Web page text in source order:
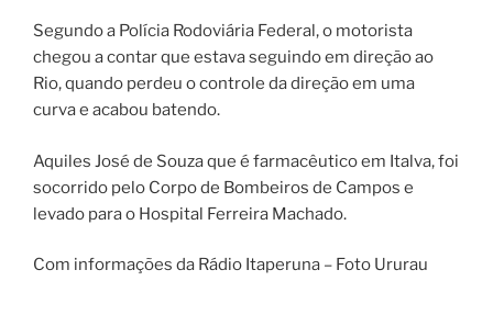
Segundo a Polícia Rodoviária Federal, o motorista
chegou a contar que estava seguindo em direção ao
Rio, quando perdeu o controle da direção em uma
curva e acabou batendo.
Aquiles José de Souza que é farmacêutico em Italva, foi
socorrido pelo Corpo de Bombeiros de Campos e
levado para o Hospital Ferreira Machado.
Com informações da Rádio Itaperuna – Foto Ururau